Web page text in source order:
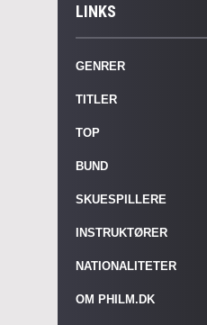
LINKS
GENRER
TITLER
TOP
BUND
SKUESPILLERE
INSTRUKTØRER
NATIONALITETER
OM PHILM.DK